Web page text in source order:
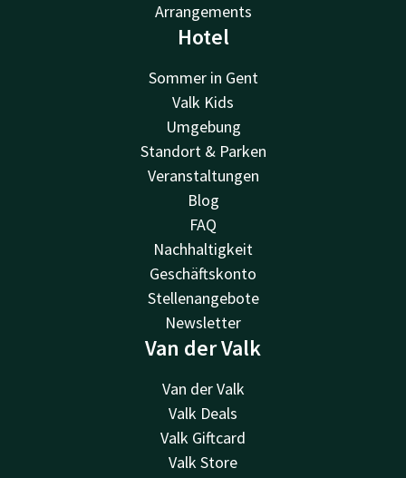
Arrangements
Hotel
Sommer in Gent
Valk Kids
Umgebung
Standort & Parken
Veranstaltungen
Blog
FAQ
Nachhaltigkeit
Geschäftskonto
Stellenangebote
Newsletter
Van der Valk
Van der Valk
Valk Deals
Valk Giftcard
Valk Store